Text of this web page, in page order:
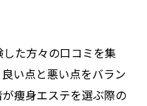
た方々の口コミを集
い点と悪い点をバラン
痩身エステを選ぶ際の